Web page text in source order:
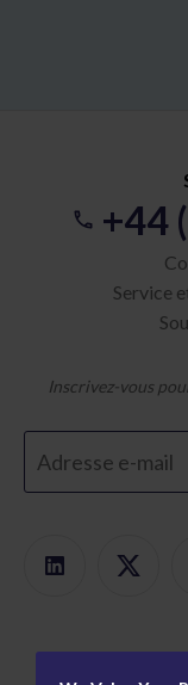
+44
Service
Inscrivez-vous